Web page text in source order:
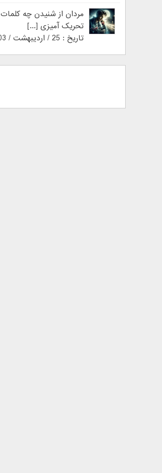
مردان از شنیدن چه کلمات
تحریک آمیزی [...]
تاریخ : 25 / اردیبهشت / 1403